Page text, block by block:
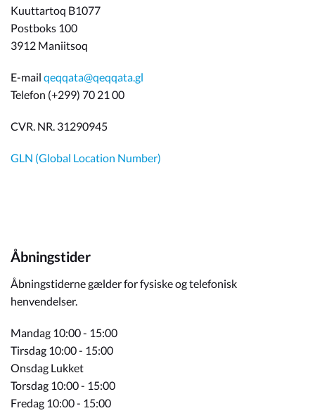
Kuuttartoq B1077
Postboks 100
3912 Maniitsoq
E-mail qeqqata@qeqqata.gl
Telefon (+299) 70 21 00
CVR. NR. 31290945
GLN (Global Location Number)
Åbningstider
Åbningstiderne gælder for fysiske og telefonisk
henvendelser.
Mandag 10:00 - 15:00
Tirsdag 10:00 - 15:00
Onsdag Lukket
Torsdag 10:00 - 15:00
Fredag 10:00 - 15:00